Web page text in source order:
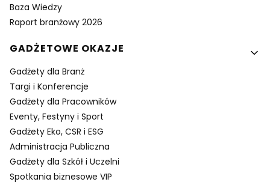
Baza Wiedzy
Raport branżowy 2026
GADŻETOWE OKAZJE
Gadżety dla Branż
Targi i Konferencje
Gadżety dla Pracowników
Eventy, Festyny i Sport
Gadżety Eko, CSR i ESG
Administracja Publiczna
Gadżety dla Szkół i Uczelni
Spotkania biznesowe VIP